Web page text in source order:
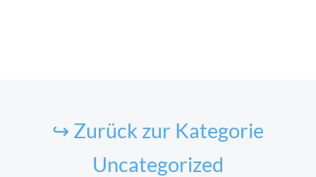
↪ Zurück zur Kategorie
Uncategorized